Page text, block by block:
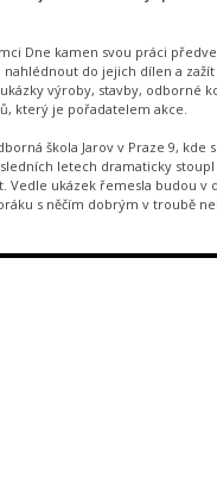
Dne kamen svou práci
do jejich dílen a
výroby, stavby, odborné
který je pořadatelem akce.
škola Jarov v Praze 9,
letech dramaticky
ukázek řemesla budou
s něčím dobrým v troubě